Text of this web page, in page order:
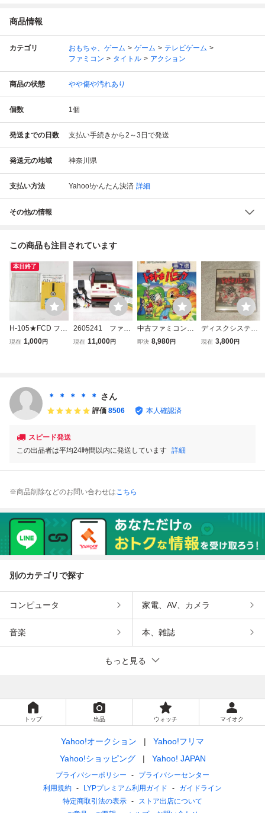
商品情報
カテゴリ おもちゃ、ゲーム ゲーム
テレビゲーム
ファミコン
タイトル アクション
商品の状態 やや傷や汚れあり
個数 1個
発送までの日数 支払い手続きから2～3日で発送
発送元の地域 神奈川県
支払い方法 Yahoo!かんたん決済 詳細
その他の情報
この商品も注目されています
本日終了
H-105★FCD ファ
ミコン ディスクシ
ジャンク
現在 1,000円
2605241 ファミ
コン本体AV仕様デ
現在 11,000円
中古ファミコンソ
フト(ディスクシス
即決 8,980円
ディスクシステム
用ソフト「夢工場
現在 3,800円
＊ ＊ ＊ ＊ ＊ さん
評価 8506 本人確認済
スピード発送
この出品者は平均24時間以内に発送しています 詳細
※商品削除などのお問い合わせはこちら
別のカテゴリで探す
コンピュータ 家電、AV、カメラ
音楽 本、雑誌
もっと見る
トップ 出品 ウォッチ マイオク
Yahoo!オークション
Yahoo!フリマ
Yahoo!ショッピング
Yahoo! JAPAN
プライバシーポリシー
プライバシーセンター
利用規約
LYPプレミアム利用ガイド
ガイドライン
特定商取引法の表示
ストア出店について